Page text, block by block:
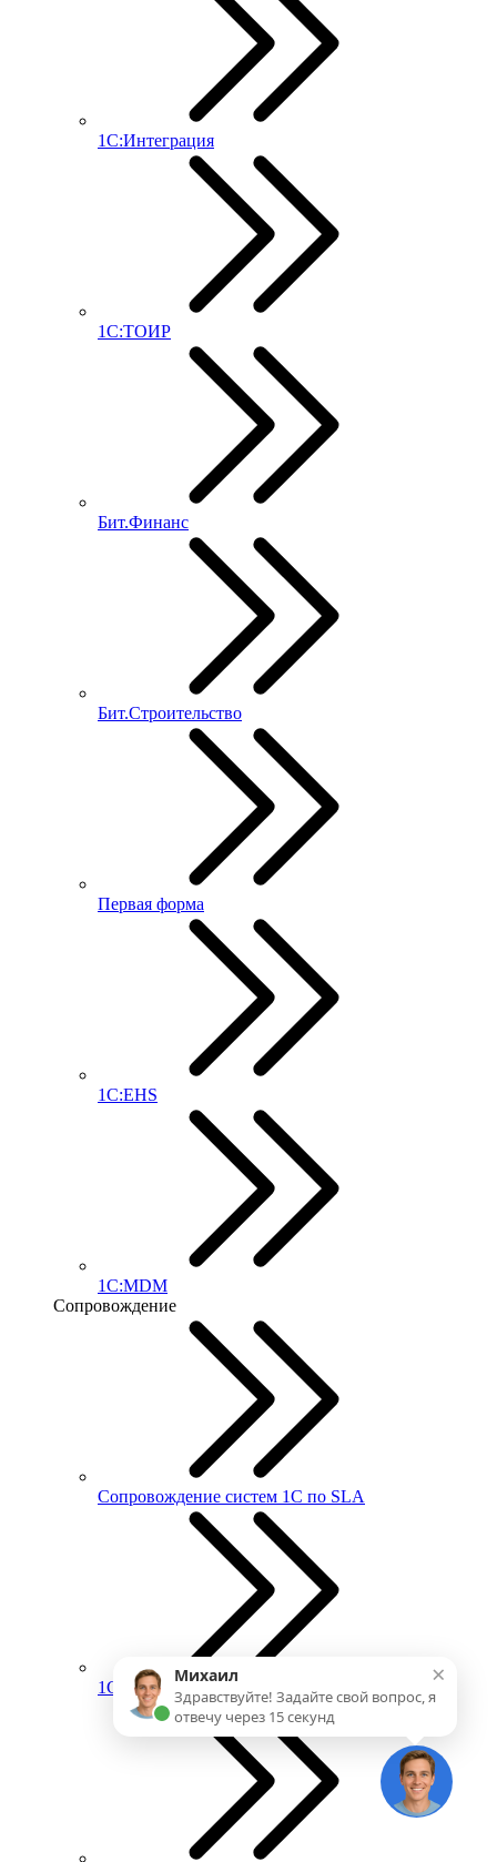
1С:Интеграция
1С:ТОИР
Бит.Финанс
Бит.Строительство
Первая форма
1С:EHS
1С:MDM
Сопровождение
Сопровождение систем 1С по SLA
1С:ИТС ×
Михаил
Здравствуйте! Задайте свой вопрос, я
отвечу через 15 секунд